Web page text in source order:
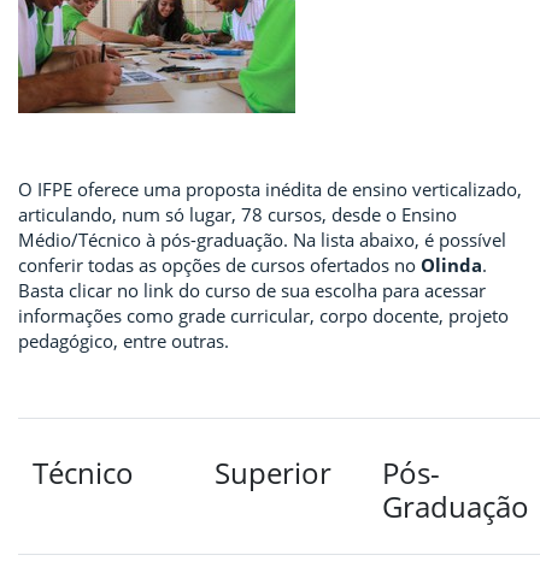
O IFPE oferece uma proposta inédita de ensino verticalizado,
articulando, num só lugar, 78 cursos, desde o Ensino
Médio/Técnico à pós-graduação. Na lista abaixo, é possível
conferir todas as opções de cursos ofertados no Olinda.
Basta clicar no link do curso de sua escolha para acessar
informações como grade curricular, corpo docente, projeto
pedagógico, entre outras.
Técnico Superior
Pós-
Graduação